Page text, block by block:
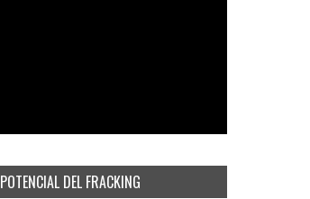
POTENCIAL DEL FRACKING